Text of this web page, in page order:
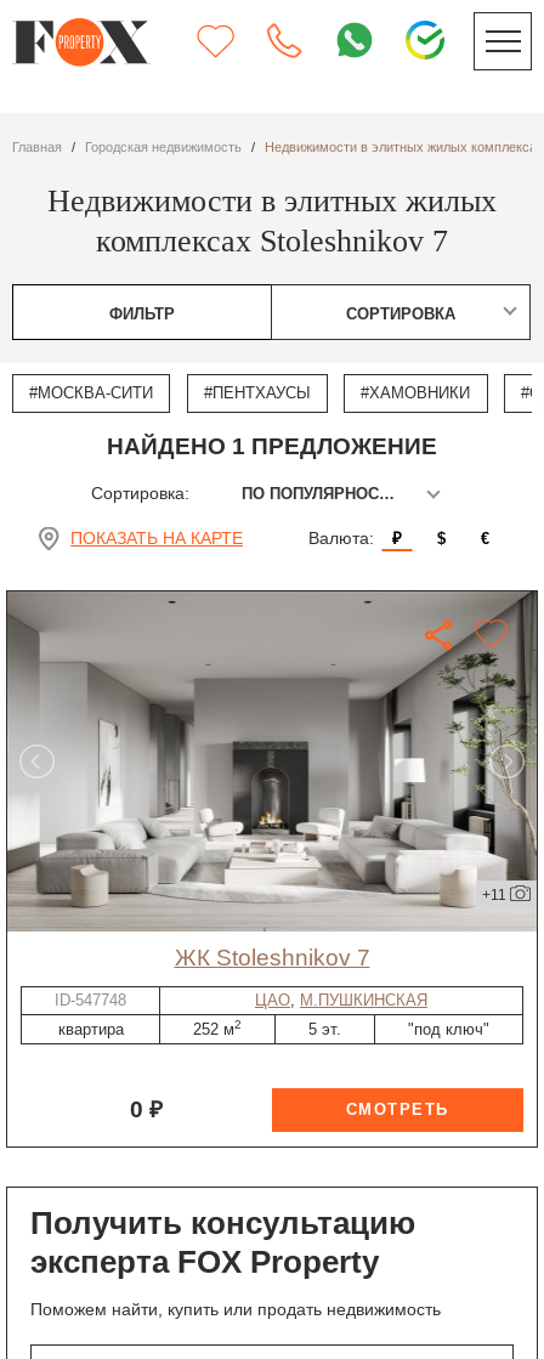
Главная Городская недвижимость Недвижимости в элитных жилых
Недвижимости в элитных жилых
комплексах Stoleshnikov 7
ФИЛЬТР СОРТИРОВКА
#МОСКВА-СИТИ #ПЕНТХАУСЫ #ХАМОВНИКИ
НАЙДЕНО 1 ПРЕДЛОЖЕНИЕ
Сортировка: ПО ПОПУЛЯРНОСТИ
ПОКАЗАТЬ НА КАРТЕ Валюта: ₽ $ €
+11
ЖК Stoleshnikov 7
ID-547748 ЦАО, М.ПУШКИНСКАЯ
квартира
252 м2 5 эт. "под ключ"
0 ₽
Получить консультацию
эксперта FOX Property
Поможем найти, купить или продать недвижимость